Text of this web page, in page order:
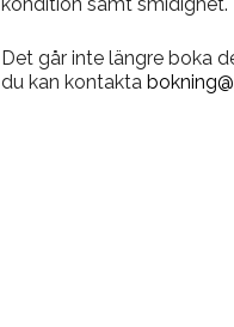
Det går inte längre boka
du kan kontakta